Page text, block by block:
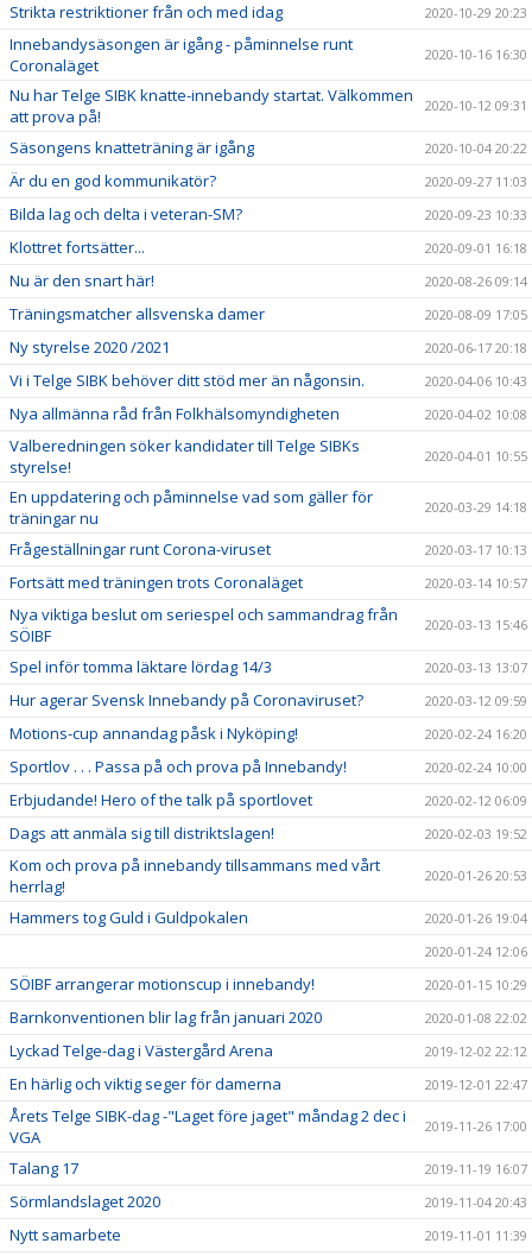
Strikta restriktioner från och med idag 2020-10-29 20:23
Innebandysäsongen är igång - påminnelse runt
Coronaläget
2020-10-16 16:30
Nu har Telge SIBK knatte-innebandy startat. Välkommen
att prova på!
2020-10-12 09:31
Säsongens knatteträning är igång 2020-10-04 20:22
Är du en god kommunikatör? 2020-09-27 11:03
Bilda lag och delta i veteran-SM? 2020-09-23 10:33
Klottret fortsätter... 2020-09-01 16:18
Nu är den snart här! 2020-08-26 09:14
Träningsmatcher allsvenska damer 2020-08-09 17:05
Ny styrelse 2020 /2021 2020-06-17 20:18
Vi i Telge SIBK behöver ditt stöd mer än någonsin. 2020-04-06 10:43
Nya allmänna råd från Folkhälsomyndigheten 2020-04-02 10:08
Valberedningen söker kandidater till Telge SIBKs
styrelse!
2020-04-01 10:55
En uppdatering och påminnelse vad som gäller för
träningar nu
2020-03-29 14:18
Frågeställningar runt Corona-viruset 2020-03-17 10:13
Fortsätt med träningen trots Coronaläget 2020-03-14 10:57
Nya viktiga beslut om seriespel och sammandrag från
SÖIBF
2020-03-13 15:46
Spel inför tomma läktare lördag 14/3 2020-03-13 13:07
Hur agerar Svensk Innebandy på Coronaviruset? 2020-03-12 09:59
Motions-cup annandag påsk i Nyköping! 2020-02-24 16:20
Sportlov . . . Passa på och prova på Innebandy! 2020-02-24 10:00
Erbjudande! Hero of the talk på sportlovet 2020-02-12 06:09
Dags att anmäla sig till distriktslagen! 2020-02-03 19:52
Kom och prova på innebandy tillsammans med vårt
herrlag!
2020-01-26 20:53
Hammers tog Guld i Guldpokalen
2020-01-26 19:04
2020-01-24 12:06
SÖIBF arrangerar motionscup i innebandy! 2020-01-15 10:29
Barnkonventionen blir lag från januari 2020 2020-01-08 22:02
Lyckad Telge-dag i Västergård Arena 2019-12-02 22:12
En härlig och viktig seger för damerna 2019-12-01 22:47
Årets Telge SIBK-dag -"Laget före jaget" måndag 2 dec i
VGA
2019-11-26 17:00
Talang 17 2019-11-19 16:07
Sörmlandslaget 2020 2019-11-04 20:43
Nytt samarbete 2019-11-01 11:39